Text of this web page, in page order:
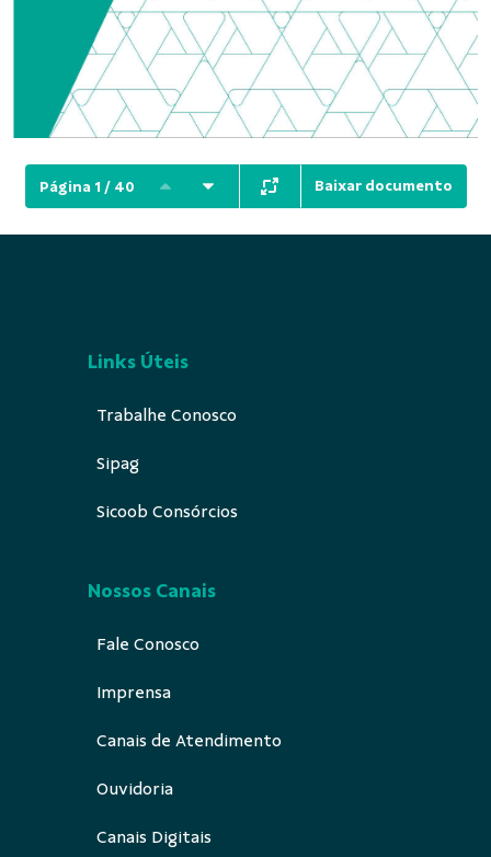
Página 1 / 40 Baixar documento
Links Úteis
Trabalhe Conosco
Sipag
Sicoob Consórcios
Nossos Canais
Fale Conosco
Imprensa
Canais de Atendimento
Ouvidoria
Canais Digitais